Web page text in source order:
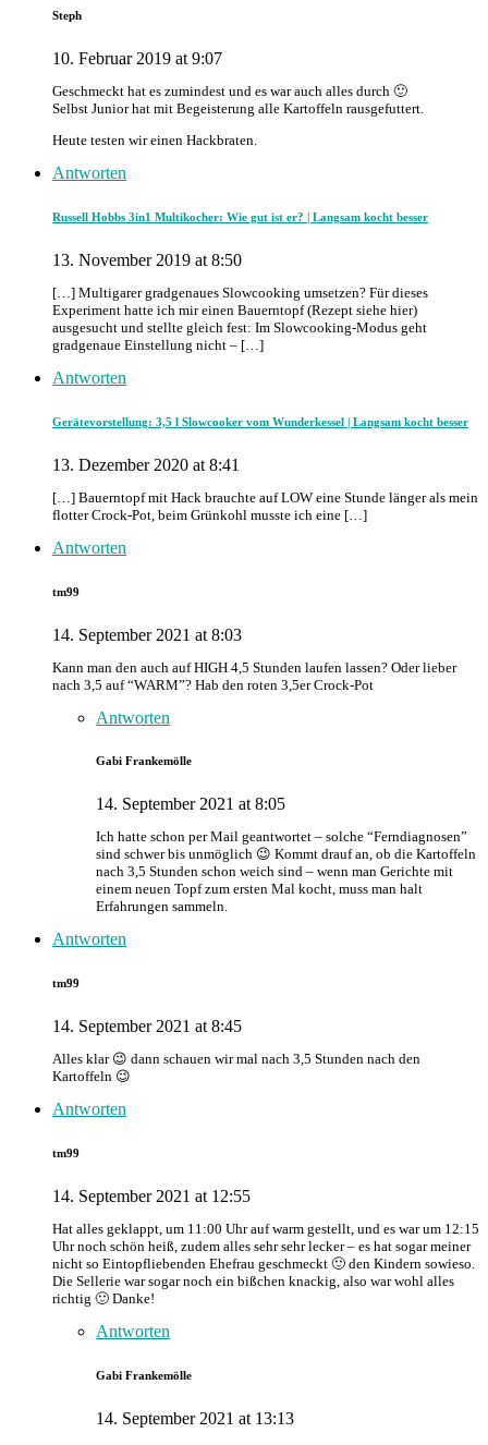
Steph
10. Februar 2019 at 9:07
Geschmeckt hat es zumindest und es war auch alles durch 🙂
Selbst Junior hat mit Begeisterung alle Kartoffeln rausgefuttert.
Heute testen wir einen Hackbraten.
Antworten
Russell Hobbs 3in1 Multikocher: Wie gut ist er? | Langsam kocht besser
13. November 2019 at 8:50
[…] Multigarer gradgenaues Slowcooking umsetzen? Für dieses
Experiment hatte ich mir einen Bauerntopf (Rezept siehe hier)
ausgesucht und stellte gleich fest: Im Slowcooking-Modus geht
gradgenaue Einstellung nicht – […]
Antworten
Gerätevorstellung: 3,5 l Slowcooker vom Wunderkessel | Langsam kocht besser
13. Dezember 2020 at 8:41
[…] Bauerntopf mit Hack brauchte auf LOW eine Stunde länger als mein
flotter Crock-Pot, beim Grünkohl musste ich eine […]
Antworten
tm99
14. September 2021 at 8:03
Kann man den auch auf HIGH 4,5 Stunden laufen lassen? Oder lieber
nach 3,5 auf “WARM”? Hab den roten 3,5er Crock-Pot
Antworten
Gabi Frankemölle
14. September 2021 at 8:05
Ich hatte schon per Mail geantwortet – solche “Ferndiagnosen”
sind schwer bis unmöglich 😉 Kommt drauf an, ob die Kartoffeln
nach 3,5 Stunden schon weich sind – wenn man Gerichte mit
einem neuen Topf zum ersten Mal kocht, muss man halt
Erfahrungen sammeln.
Antworten
tm99
14. September 2021 at 8:45
Alles klar 😉 dann schauen wir mal nach 3,5 Stunden nach den
Kartoffeln 😉
Antworten
tm99
14. September 2021 at 12:55
Hat alles geklappt, um 11:00 Uhr auf warm gestellt, und es war um 12:15
Uhr noch schön heiß, zudem alles sehr sehr lecker – es hat sogar meiner
nicht so Eintopfliebenden Ehefrau geschmeckt 🙂 den Kindern sowieso.
Die Sellerie war sogar noch ein bißchen knackig, also war wohl alles
richtig 🙂 Danke!
Antworten
Gabi Frankemölle
14. September 2021 at 13:13